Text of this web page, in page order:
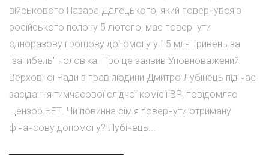
військового Назара Далецького, який повернувся з
російського полону 5 лютого, має повернути
одноразову грошову допомогу у 15 млн гривень за
"загибель" чоловіка. Про це заявив Уповноважений
Верховної Ради з прав людини Дмитро Лубінець під час
засідання тимчасової слідчої комісії ВР, повідомляє
Цензор.НЕТ. Чи повинна сім'я повернути отриману
фінансову допомогу? Лубінець...